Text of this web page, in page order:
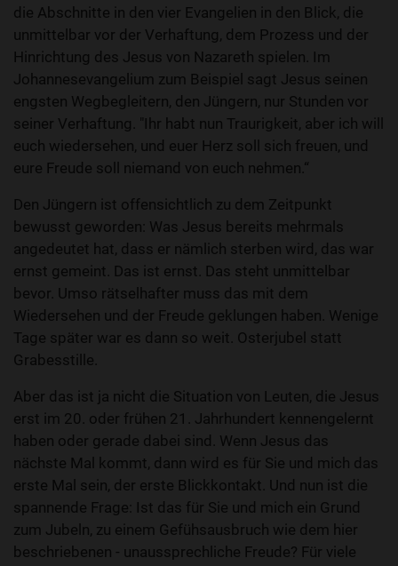
die Abschnitte in den vier Evangelien in den Blick, die
unmittelbar vor der Verhaftung, dem Prozess und der
Hinrichtung des Jesus von Nazareth spielen. Im
Johannesevangelium zum Beispiel sagt Jesus seinen
engsten Wegbegleitern, den Jüngern, nur Stunden vor
seiner Verhaftung. "Ihr habt nun Traurigkeit, aber ich will
euch wiedersehen, und euer Herz soll sich freuen, und
eure Freude soll niemand von euch nehmen.“
Den Jüngern ist offensichtlich zu dem Zeitpunkt
bewusst geworden: Was Jesus bereits mehrmals
angedeutet hat, dass er nämlich sterben wird, das war
ernst gemeint. Das ist ernst. Das steht unmittelbar
bevor. Umso rätselhafter muss das mit dem
Wiedersehen und der Freude geklungen haben. Wenige
Tage später war es dann so weit. Osterjubel statt
Grabesstille.
Aber das ist ja nicht die Situation von Leuten, die Jesus
erst im 20. oder frühen 21. Jahrhundert kennengelernt
haben oder gerade dabei sind. Wenn Jesus das
nächste Mal kommt, dann wird es für Sie und mich das
erste Mal sein, der erste Blickkontakt. Und nun ist die
spannende Frage: Ist das für Sie und mich ein Grund
zum Jubeln, zu einem Gefühsausbruch wie dem hier
beschriebenen - unaussprechliche Freude? Für viele